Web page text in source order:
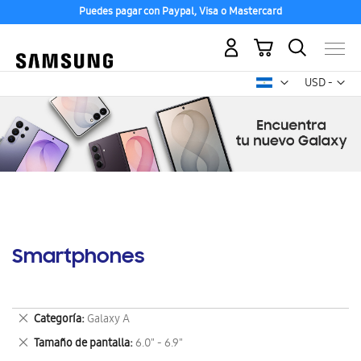
Puedes pagar con Paypal, Visa o Mastercard
USD -
dólar
Mi carrito
Smartphones
Categoría Galaxy A
Eliminar
este
artículo
Tamaño de pantalla 6.0" - 6.9"
Eliminar